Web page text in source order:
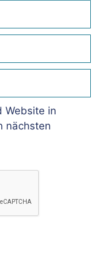
Website in
nächsten